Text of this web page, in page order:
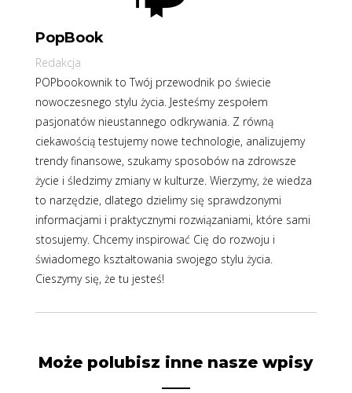
PopBook
Redakcja
POPbookownik to Twój przewodnik po świecie
nowoczesnego stylu życia. Jesteśmy zespołem
pasjonatów nieustannego odkrywania. Z równą
ciekawością testujemy nowe technologie, analizujemy
trendy finansowe, szukamy sposobów na zdrowsze
życie i śledzimy zmiany w kulturze. Wierzymy, że wiedza
to narzędzie, dlatego dzielimy się sprawdzonymi
informacjami i praktycznymi rozwiązaniami, które sami
stosujemy. Chcemy inspirować Cię do rozwoju i
świadomego kształtowania swojego stylu życia.
Cieszymy się, że tu jesteś!
Może polubisz inne nasze wpisy